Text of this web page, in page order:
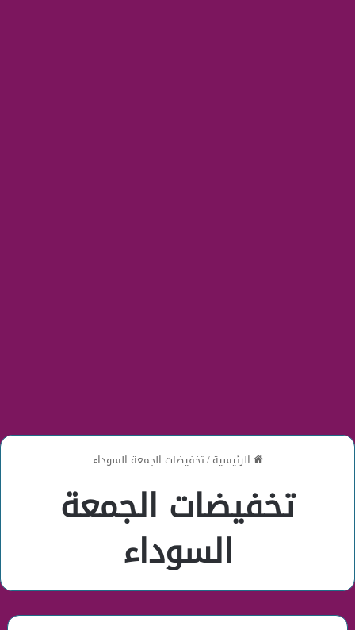
الرئيسية/تخفيضات الجمعة السوداء
تخفيضات الجمعة
السوداء